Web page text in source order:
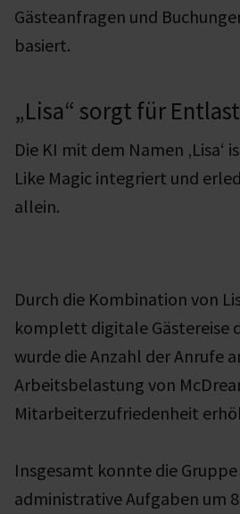
Gästeanfragen und
basiert.
„Lisa“ sorgt für
Die KI mit dem Namen
Like Magic integriert und
allein.
Durch die Kombination von
komplett digitale Gästereise
wurde die Anzahl der Anrufe
Arbeitsbelastung von
Mitarbeiterzufriedenheit
Insgesamt konnte die
administrative Aufgaben um